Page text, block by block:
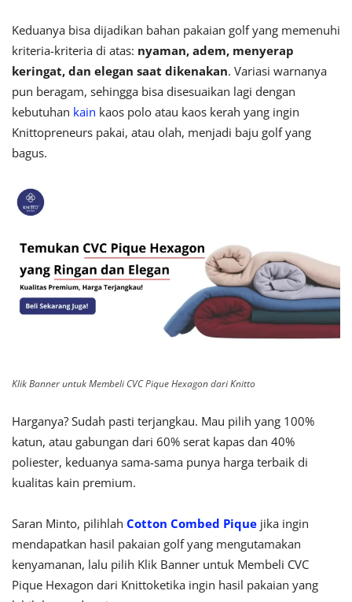
Keduanya bisa dijadikan bahan pakaian golf yang memenuhi
kriteria-kriteria di atas: nyaman, adem, menyerap
keringat, dan elegan saat dikenakan. Variasi warnanya
pun beragam, sehingga bisa disesuaikan lagi dengan
kebutuhan kain kaos polo atau kaos kerah yang ingin
Knittopreneurs pakai, atau olah, menjadi baju golf yang
bagus.
Klik Banner untuk Membeli CVC Pique Hexagon dari Knitto
Harganya? Sudah pasti terjangkau. Mau pilih yang 100%
katun, atau gabungan dari 60% serat kapas dan 40%
poliester, keduanya sama-sama punya harga terbaik di
kualitas kain premium.
Saran Minto, pilihlah Cotton Combed Pique jika ingin
mendapatkan hasil pakaian golf yang mengutamakan
kenyamanan, lalu pilih Klik Banner untuk Membeli CVC
Pique Hexagon dari Knittoketika ingin hasil pakaian yang